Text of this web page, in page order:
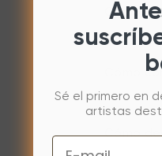
Cómo
Cómo
Cómo
Sé el primero en
artistas
Email